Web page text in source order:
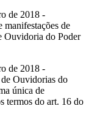
de 2018 -
manifestações de
Ouvidoria do Poder
de 2018 -
Ouvidorias do
única de
termos do art. 16 do